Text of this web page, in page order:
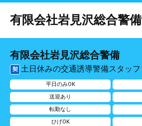
有限会社岩見沢総合警備
有限会社岩見沢総合警備
契 土日休みの交通誘導警備スタッフ
平日のみOK
送迎あり
転勤なし
ひげOK